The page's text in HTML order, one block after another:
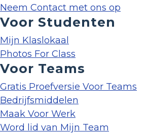
Neem Contact met ons op
Voor Studenten
Mijn Klaslokaal
Photos For Class
Voor Teams
Gratis Proefversie Voor Teams
Bedrijfsmiddelen
Maak Voor Werk
Word lid van Mijn Team